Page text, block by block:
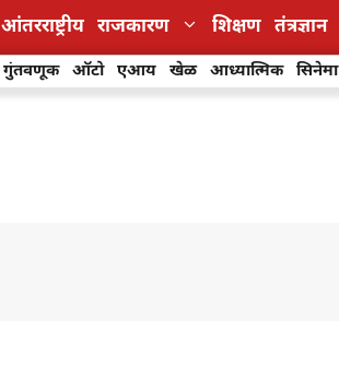
आंतरराष्ट्रीय राजकारण शिक्षण तंत्रज्ञान
गुंतवणूक ऑटो एआय खेळ आध्यात्मिक सिनेमा